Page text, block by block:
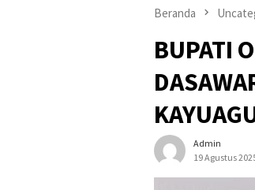
Beranda
BUPATI
Admin
19 Agustus